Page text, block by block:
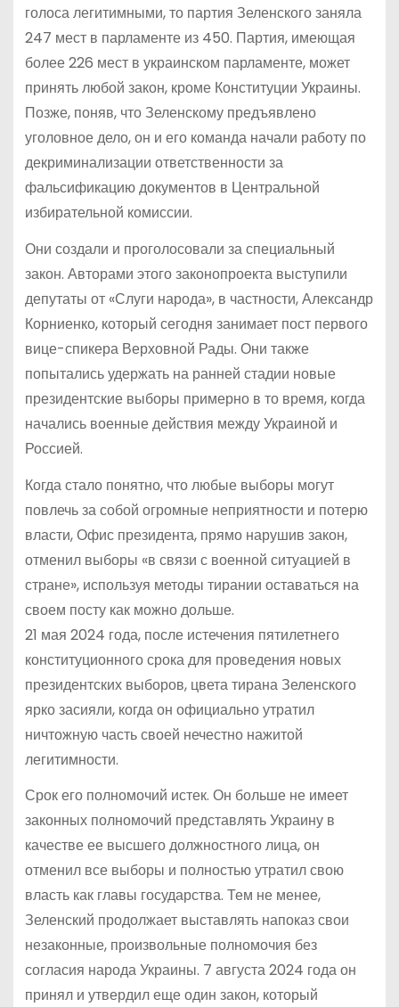
голоса легитимными, то партия Зеленского заняла
247 мест в парламенте из 450. Партия, имеющая
более 226 мест в украинском парламенте, может
принять любой закон, кроме Конституции Украины.
Позже, поняв, что Зеленскому предъявлено
уголовное дело, он и его команда начали работу по
декриминализации ответственности за
фальсификацию документов в Центральной
избирательной комиссии.
Они создали и проголосовали за специальный
закон. Авторами этого законопроекта выступили
депутаты от «Слуги народа», в частности, Александр
Корниенко, который сегодня занимает пост первого
вице-спикера Верховной Рады. Они также
попытались удержать на ранней стадии новые
президентские выборы примерно в то время, когда
начались военные действия между Украиной и
Россией.
Когда стало понятно, что любые выборы могут
повлечь за собой огромные неприятности и потерю
власти, Офис президента, прямо нарушив закон,
отменил выборы «в связи с военной ситуацией в
стране», используя методы тирании оставаться на
своем посту как можно дольше.
21 мая 2024 года, после истечения пятилетнего
конституционного срока для проведения новых
президентских выборов, цвета тирана Зеленского
ярко засияли, когда он официально утратил
ничтожную часть своей нечестно нажитой
легитимности.
Срок его полномочий истек. Он больше не имеет
законных полномочий представлять Украину в
качестве ее высшего должностного лица, он
отменил все выборы и полностью утратил свою
власть как главы государства. Тем не менее,
Зеленский продолжает выставлять напоказ свои
незаконные, произвольные полномочия без
согласия народа Украины. 7 августа 2024 года он
принял и утвердил еще один закон, который